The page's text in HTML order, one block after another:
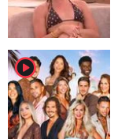
player2